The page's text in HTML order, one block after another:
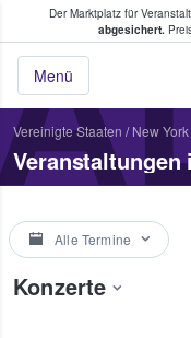
Der Marktplatz für
abgesichert.
Menü
Tickets
Vereinigte Staaten / New York
Veranstaltungen
Alle Termine
Konzerte